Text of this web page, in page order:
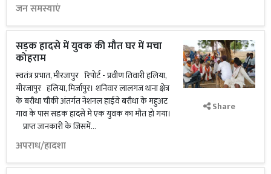
जन समस्याएं
सड़क हादसे में युवक की मौत घर में मचा
कोहराम
स्वतंत्र प्रभात, मीरजापुर रिपोर्ट - प्रवीण तिवारी हलिया,
मीरजापुर हलिया, मिर्जापुर। शनिवार लालगज थाना क्षेत्र
के बरौधा चौकी अंतर्गत नेशनल हाईवे बरौधा के महुअट
गाव के पास सडक हादसे मे एक युवक का मौत हो गया।
प्राप्त जानकारी के जिसमें...
अपराध/हादशा
Share